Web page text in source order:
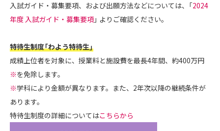
入試ガイド・募集要項、および出願方法などについては、「2024
年度 入試ガイド・募集要項」 よりご確認ください。
特待生制度「わよう特待生」
成績上位者を対象に、授業料と施設費を最長4年間、約400万円
※を免除します。
※学科により金額が異なります。また、2年次以降の継続条件が
あります。
特待生制度の詳細についてはこちらから